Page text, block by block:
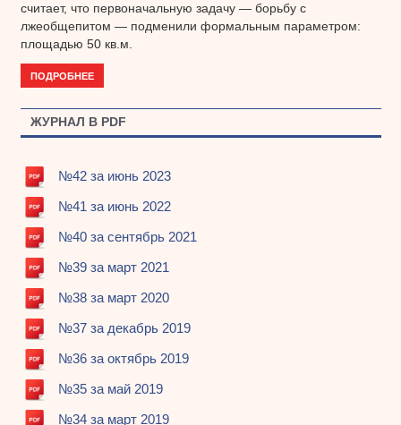
считает, что первоначальную задачу — борьбу с
лжеобщепитом — подменили формальным параметром:
площадью 50 кв.м.
ПОДРОБНЕЕ
ЖУРНАЛ В PDF
№42 за июнь 2023
№41 за июнь 2022
№40 за сентябрь 2021
№39 за март 2021
№38 за март 2020
№37 за декабрь 2019
№36 за октябрь 2019
№35 за май 2019
№34 за март 2019